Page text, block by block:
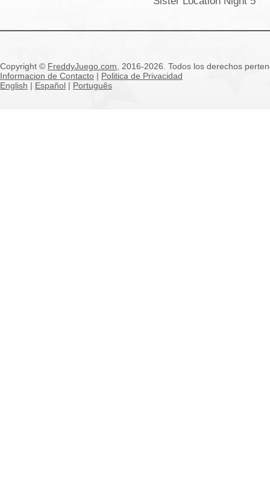
Copyright © FreddyJuego.com , 2016-2026. Todos los derechos
Informacion de Contacto | Politica de Privacidad
English | Español | Português